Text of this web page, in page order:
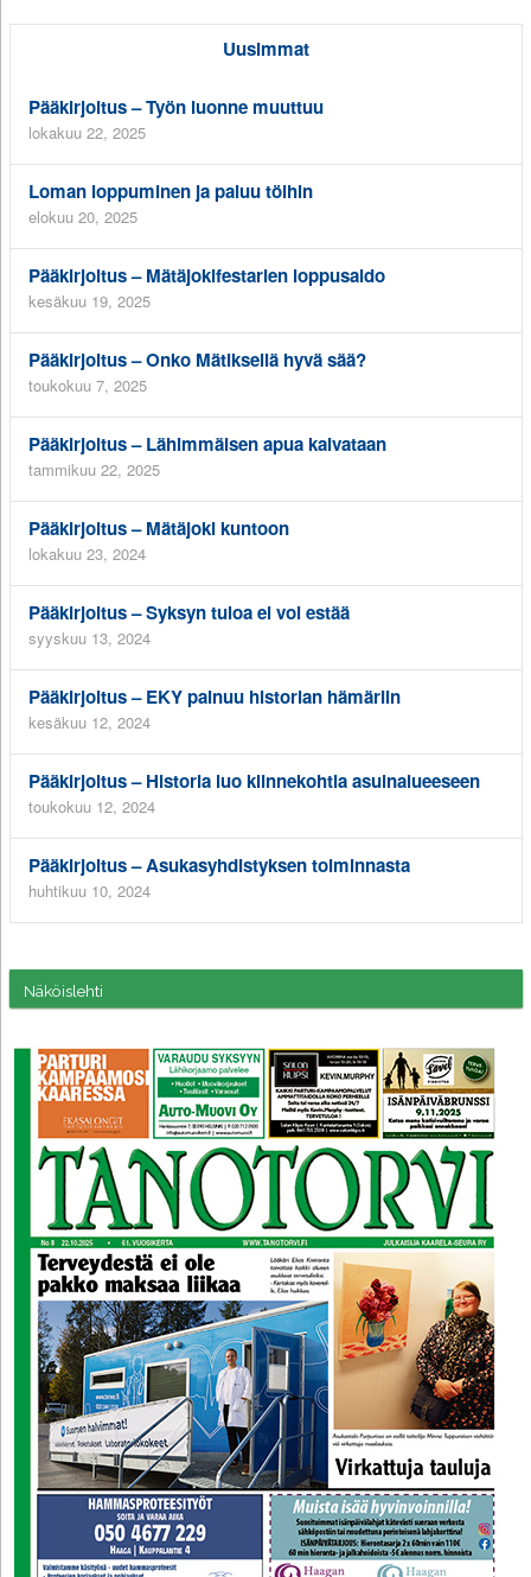
Uusimmat
Pääkirjoitus – Työn luonne muuttuu
lokakuu 22, 2025
Loman loppuminen ja paluu töihin
elokuu 20, 2025
Pääkirjoitus – Mätäjokifestarien loppusaldo
kesäkuu 19, 2025
Pääkirjoitus – Onko Mätiksellä hyvä sää?
toukokuu 7, 2025
Pääkirjoitus – Lähimmäisen apua kaivataan
tammikuu 22, 2025
Pääkirjoitus – Mätäjoki kuntoon
lokakuu 23, 2024
Pääkirjoitus – Syksyn tuloa ei voi estää
syyskuu 13, 2024
Pääkirjoitus – EKY painuu historian hämäriin
kesäkuu 12, 2024
Pääkirjoitus – Historia luo kiinnekohtia asuinalueeseen
toukokuu 12, 2024
Pääkirjoitus – Asukasyhdistyksen toiminnasta
huhtikuu 10, 2024
Näköislehti